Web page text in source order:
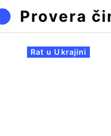
Provera
табови
Rat u Ukrajini